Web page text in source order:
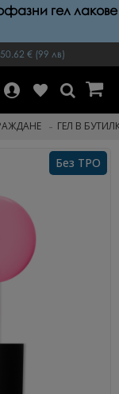
гел лакове
€ (99 лв)
ГЕЛ В
Без TPO